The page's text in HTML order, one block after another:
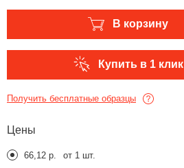
В корзину
Купить в 1 клик
Получить бесплатные образцы
Цены
66,12 р.
от 1 шт.